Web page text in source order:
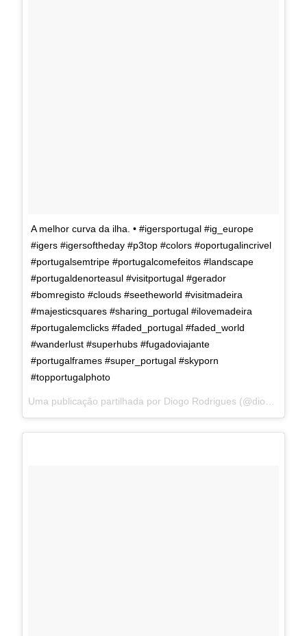
A melhor curva da ilha. • #igersportugal #ig_europe
#igers #igersoftheday #p3top #colors #oportugalincrivel
#portugalsemtripe #portugalcomefeitos #landscape
#portugaldenorteasul #visitportugal #gerador
#bomregisto #clouds #seetheworld #visitmadeira
#majesticsquares #sharing_portugal #ilovemadeira
#portugalemclicks #faded_portugal #faded_world
#wanderlust #superhubs #fugadoviajante
#portugalframes #super_portugal #skyporn
#topportugalphoto